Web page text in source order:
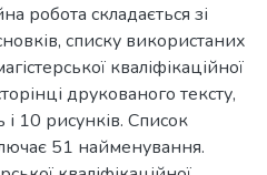
робота складається зі
списку використаних
кваліфікаційної
друкованого тексту,
і 10 рисунків. Список
51 найменування.